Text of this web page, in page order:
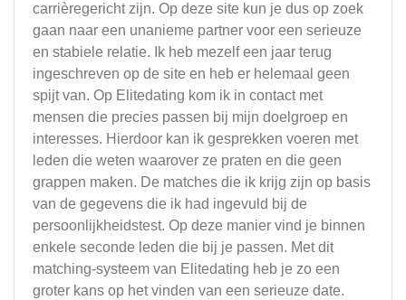
carrièregericht zijn. Op deze site kun je dus op zoek
gaan naar een unanieme partner voor een serieuze
en stabiele relatie. Ik heb mezelf een jaar terug
ingeschreven op de site en heb er helemaal geen
spijt van. Op Elitedating kom ik in contact met
mensen die precies passen bij mijn doelgroep en
interesses. Hierdoor kan ik gesprekken voeren met
leden die weten waarover ze praten en die geen
grappen maken. De matches die ik krijg zijn op basis
van de gegevens die ik had ingevuld bij de
persoonlijkheidstest. Op deze manier vind je binnen
enkele seconde leden die bij je passen. Met dit
matching-systeem van Elitedating heb je zo een
groter kans op het vinden van een serieuze date.